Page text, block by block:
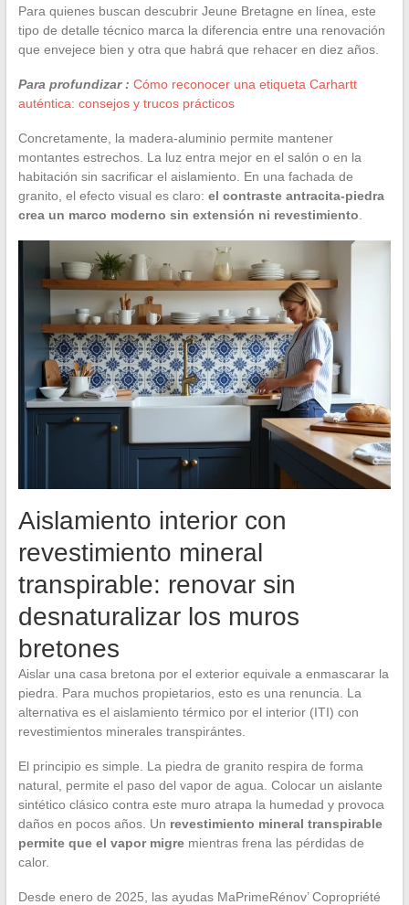
Para quienes buscan descubrir Jeune Bretagne en línea, este
tipo de detalle técnico marca la diferencia entre una renovación
que envejece bien y otra que habrá que rehacer en diez años.
Para profundizar : Cómo reconocer una etiqueta Carhartt
auténtica: consejos y trucos prácticos
Concretamente, la madera-aluminio permite mantener
montantes estrechos. La luz entra mejor en el salón o en la
habitación sin sacrificar el aislamiento. En una fachada de
granito, el efecto visual es claro: el contraste antracita-piedra
crea un marco moderno sin extensión ni revestimiento
Aislamiento interior con
revestimiento mineral
transpirable: renovar sin
desnaturalizar los muros
bretones
Aislar una casa bretona por el exterior equivale a enmascarar la
piedra. Para muchos propietarios, esto es una renuncia. La
alternativa es el aislamiento térmico por el interior (ITI) con
revestimientos minerales transpirántes.
El principio es simple. La piedra de granito respira de forma
natural, permite el paso del vapor de agua. Colocar un aislante
sintético clásico contra este muro atrapa la humedad y provoca
daños en pocos años. Un revestimiento mineral transpirable
permite que el vapor migremientras frena las pérdidas de
calor.
Desde enero de 2025, las ayudas MaPrimeRénov’ Copropriété